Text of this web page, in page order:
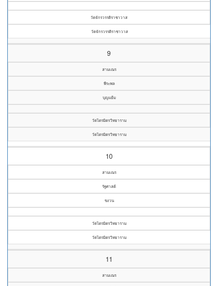
วัดจักรวรรดิราชาวาส
วัดจักรวรรดิราชาวาส
9
สามเณร
พีระพล
บุญแย้ม
วัดไตรมิตรวิทยาราม
วัดไตรมิตรวิทยาราม
10
สามเณร
รัฐศาสต์
ขงวน
วัดไตรมิตรวิทยาราม
วัดไตรมิตรวิทยาราม
11
สามเณร